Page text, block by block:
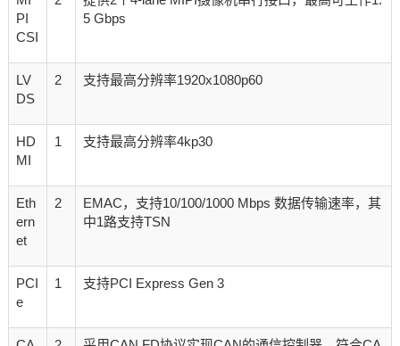
PI
CSI
5 Gbps
LV
DS
2 支持最高分辨率1920x1080p60
HD
MI
1 支持最高分辨率4kp30
Eth
ern
et
2
EMAC，支持10/100/1000 Mbps 数据传输速率，其
中1路支持TSN
PCI
e
1 支持PCI Express Gen 3